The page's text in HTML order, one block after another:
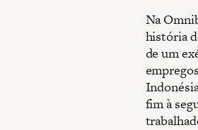
Na
história
de um
fim à